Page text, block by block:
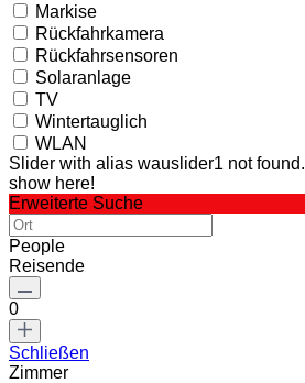
Markise
Rückfahrkamera
Rückfahrsensoren
Solaranlage
TV
Wintertauglich
WLAN
Slider with alias wauslider1 not found.
show here!
Erweiterte Suche
People
Reisende
0
Schließen
Zimmer